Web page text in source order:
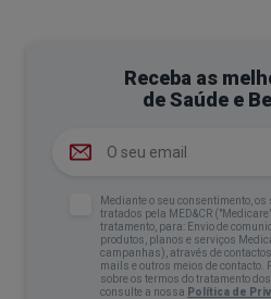
Receba as
de Saúde e
Mediante o seu consentimento,
tratados pela MED&CR
tratamento, para: Envio de
produtos, planos e serviços
campanhas), através de contactos
mails e outros meios de contacto.
sobre os termos do tratamento
consulte a nossa Política de